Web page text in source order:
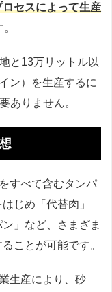
ロセスによって生産
と13万リットル以
ン）を生産するに
ありません。
すべて含むタンパ
じめ「代替肉」
」など、さまざま
ことが可能です。
生産により、砂